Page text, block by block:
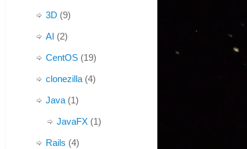
devel libffi-devel openssl-devel bzip2
3D (9)
AI (2)
CentOS (19)
clonezilla (4)
Java (1)
JavaFX (1)
Rails (4)